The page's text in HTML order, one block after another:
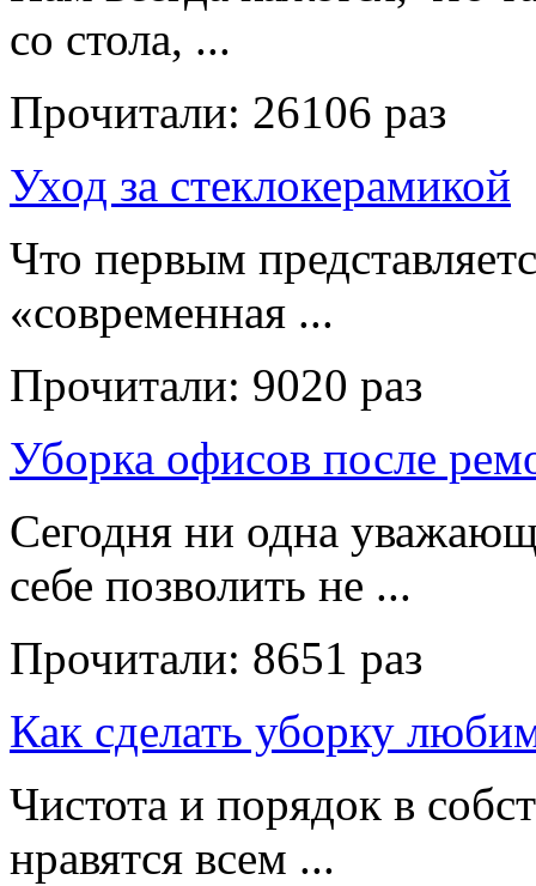
со стола, ...
Прочитали: 26106 раз
Уход за стеклокерамикой
Что первым
«современная ...
Прочитали: 9020 раз
Уборка офисов после
Сегодня ни одна
себе позволить не ...
Прочитали: 8651 раз
Как сделать уборку
Чистота и порядок в
нравятся всем ...